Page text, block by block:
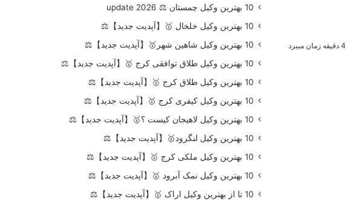
10 بهترین وکیل چمستان ⚖️ update 2026
10 بهترین وکیل خلخال 🥇【آپدیت جدید】⚖️
10 بهترین وکیل شاهین شهر🥇【آپدیت جدید】⚖️
10 بهترین وکیل طلاق توافقی کرج 🥇【آپدیت جدید】⚖️
10 بهترین وکیل طلاق کرج 🥇【آپدیت جدید】⚖️
10 بهترین وکیل کیفری کرج 🥇【آپدیت جدید】⚖️
10 بهترین وکیل لاهیجان کیست ؟🥇【آپدیت جدید】⚖️
10 بهترین وکیل لنگرود🥇【آپدیت جدید】⚖️
10 بهترین وکیل ملکی کرج 🥇【آپدیت جدید】⚖️
10 بهترین وکیل نمک آبرود 🥇【آپدیت جدید】⚖️
10 تا از بهترین وکیل اراک 🥇【آپدیت جدید】⚖️